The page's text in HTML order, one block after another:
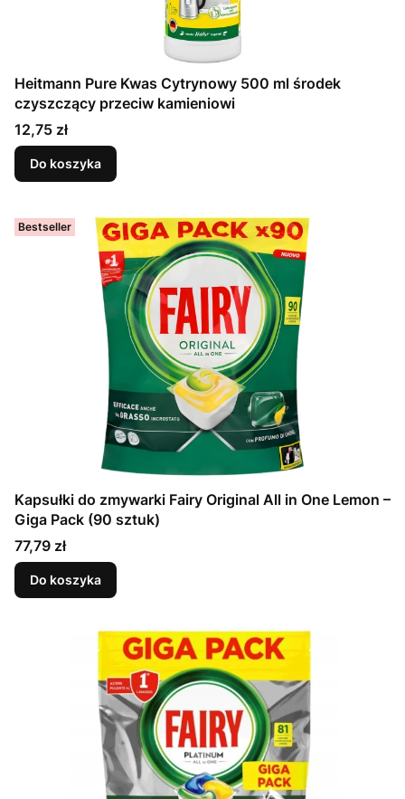
Heitmann Pure Kwas Cytrynowy 500 ml środek
czyszczący przeciw kamieniowi
Cena
12,75 zł
Do koszyka
Bestseller
Kapsułki do zmywarki Fairy Original All in One Lemon –
Giga Pack (90 sztuk)
Cena
77,79 zł
Do koszyka